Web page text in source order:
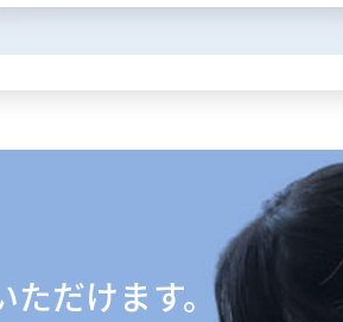
ただけます。